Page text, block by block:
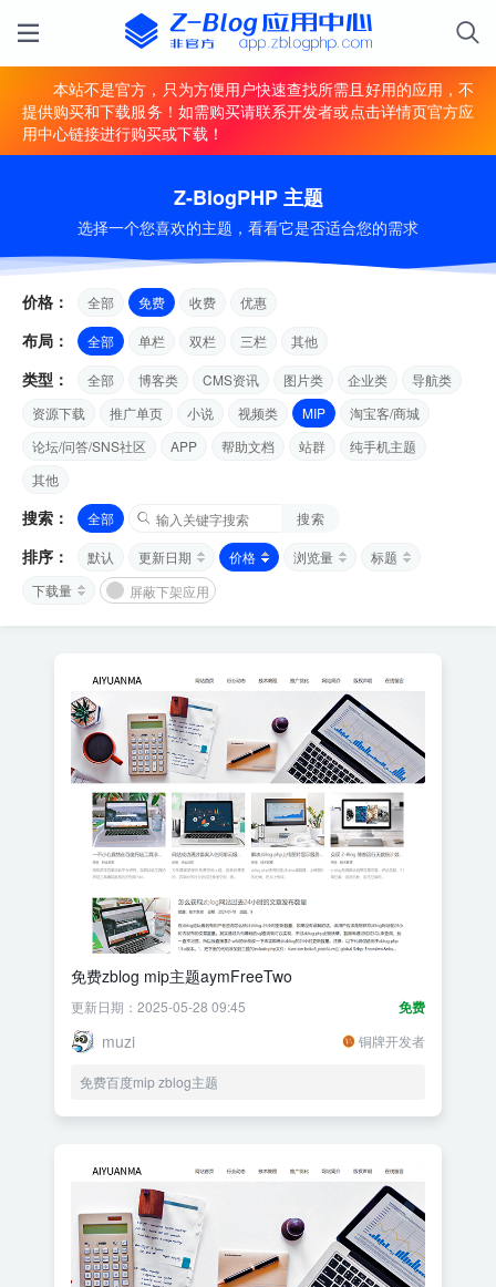
本站不是官方，只为方便用户快速查找所需且好用的应用，不
提供购买和下载服务！如需购买请联系开发者或点击详情页官方应
用中心链接进行购买或下载！
Z-BlogPHP 主题
选择一个您喜欢的主题，看看它是否适合您的需求
价格： 全部 免费 收费 优惠
布局： 全部 单栏 双栏 三栏 其他
类型： 全部 博客类 CMS资讯 图片类 企业类
导航类
资源下载
推广单页 小说 视频类 MIP
淘宝客/商城
论坛/问答/SNS社区
APP 帮助文档 站群
纯手机主题
其他
搜索： 全部 搜索
排序： 默认 更新日期 价格 浏览量
标题
下载量
屏蔽下架应用
免费zblog mip主题aymFreeTwo
免费
更新日期：2025-05-28 09:45
muzi 铜牌开发者
免费百度mip zblog主题